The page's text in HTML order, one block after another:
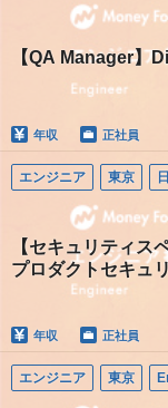
【QA Manager】
年収 正社員
エンジニア 東京
【セキュリティス
プロダクトセキュ
年収 正社員
エンジニア 東京